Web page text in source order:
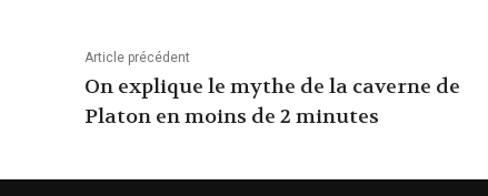
Article précédent
On explique le mythe de la caverne de
Platon en moins de 2 minutes